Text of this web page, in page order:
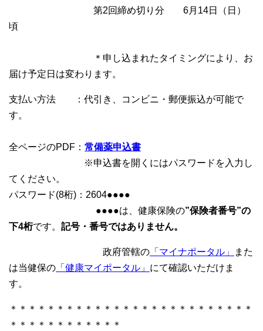
第2回締め切り分 6月14日（日）
頃
＊申し込まれたタイミングにより、お
届け予定日は変わります。
支払い方法 ：代引き、コンビニ・郵便振込が可能で
す。
全ページのPDF： 常備薬申込書
※申込書を開くにはパスワードを入力し
てください。
パスワード(8桁)：2604●●●●
●●●●は、健康保険の”保険者番号”の
下4桁です。 記号・番号ではありません。
政府管轄の 「マイナポータル」
また
は当健保の 「健康マイポータル」 にて確認いただけま
す。
＊＊＊＊＊＊＊＊＊＊＊＊＊＊＊＊＊＊＊＊＊＊＊＊＊＊
＊＊＊＊＊＊＊＊＊＊＊＊